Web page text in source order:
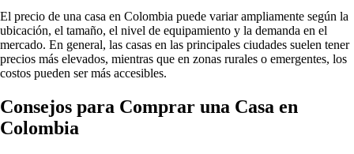
El precio de una casa en Colombia puede variar ampliamente según la
ubicación, el tamaño, el nivel de equipamiento y la demanda en el
mercado. En general, las casas en las principales ciudades suelen tener
precios más elevados, mientras que en zonas rurales o emergentes, los
costos pueden ser más accesibles.
Consejos para Comprar una Casa en
Colombia